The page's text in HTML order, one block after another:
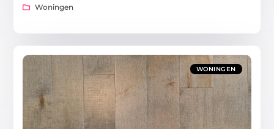
Woningen
WONINGEN